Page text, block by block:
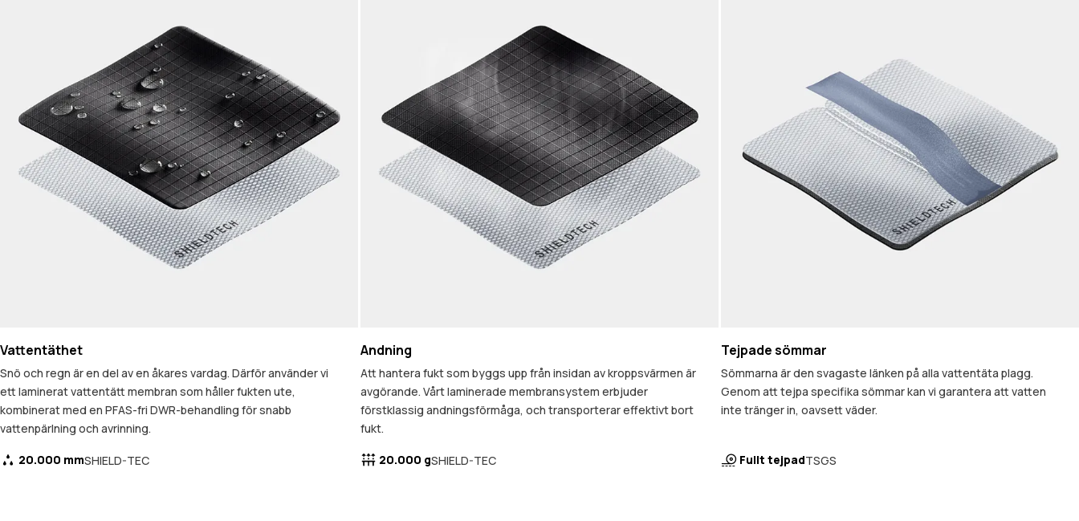
Vattentäthet
Snö och regn är en del av en åkares vardag. Därför använder vi
ett laminerat vattentätt membran som håller fukten ute,
kombinerat med en PFAS-fri DWR-behandling för snabb
vattenpärlning och avrinning.
20.000 mmSHIELD-TEC
Andning
Att hantera fukt som byggs upp från insidan av kroppsvärmen är
avgörande. Vårt laminerade membransystem erbjuder
förstklassig andningsförmåga, och transporterar effektivt bort
fukt.
20.000 gSHIELD-TEC
Tejpade sömmar
Sömmarna är den svagaste länken på alla vattentäta plagg.
Genom att tejpa specifika sömmar kan vi garantera att vatten
inte tränger in, oavsett väder.
Fullt tejpadTSGS